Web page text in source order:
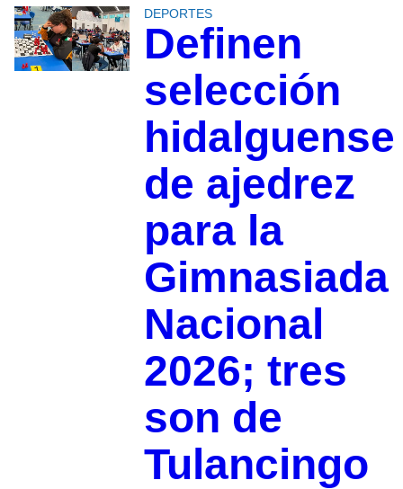
DEPORTES
Definen
selección
hidalguense
de ajedrez
para la
Gimnasiada
Nacional
2026; tres
son de
Tulancingo